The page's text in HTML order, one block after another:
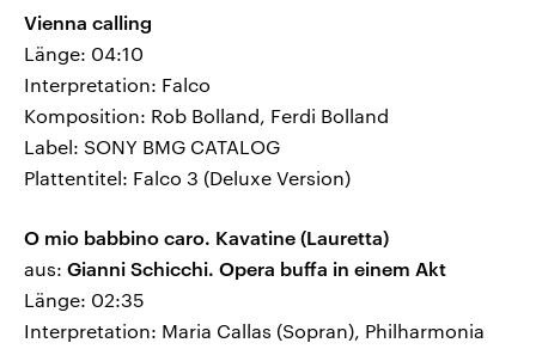
Vienna calling
Länge: 04:10
Interpretation: Falco
Komposition: Rob Bolland, Ferdi Bolland
Label: SONY BMG CATALOG
Plattentitel: Falco 3 (Deluxe Version)
O mio babbino caro. Kavatine (Lauretta)
aus: Gianni Schicchi. Opera buffa in einem Akt
Länge: 02:35
Interpretation: Maria Callas (Sopran), Philharmonia